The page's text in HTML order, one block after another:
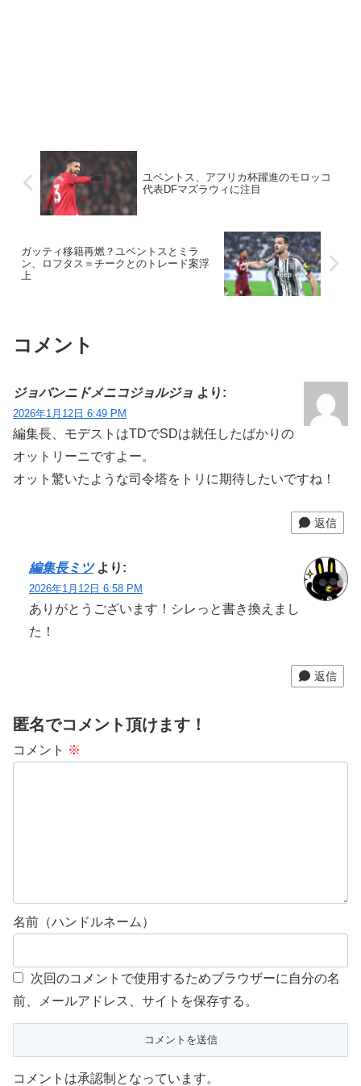
ユベントス、アフリカ杯躍進のモロッコ
代表DFマズラウィに注目
ガッティ移籍再燃？ユベントスとミラ
ン、ロフタス＝チークとのトレード案浮
上
コメント
ジョバンニドメニコジョルジョ より:
2026年1月12日 6:49 PM
編集長、モデストはTDでSDは就任したばかりの
オットリーニですよー。
オット驚いたような司令塔をトリに期待したいですね！
返信
編集長ミツ より:
2026年1月12日 6:58 PM
ありがとうございます！シレっと書き換えまし
た！‪‬
返信
匿名でコメント頂けます！
コメント ※
名前（ハンドルネーム）
次回のコメントで使用するためブラウザーに自分の名
前、メールアドレス、サイトを保存する。
コメントは承認制となっています。